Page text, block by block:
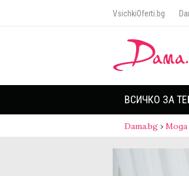
VsichkiOferti.bg
ВСИЧКО ЗА
Dama.bg › Мода